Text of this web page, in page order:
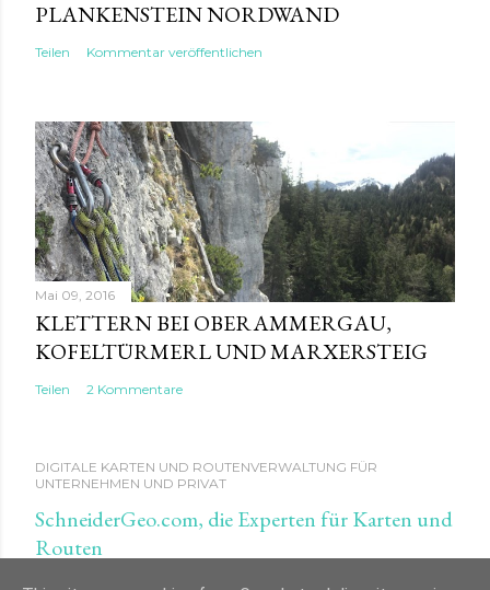
PLANKENSTEIN NORDWAND
Teilen Kommentar veröffentlichen
Mai 09, 2016
KLETTERN BEI OBERAMMERGAU,
KOFELTÜRMERL UND MARXERSTEIG
Teilen 2 Kommentare
DIGITALE KARTEN UND ROUTENVERWALTUNG FÜR
UNTERNEHMEN UND PRIVAT
SchneiderGeo.com, die Experten für Karten und
Routen